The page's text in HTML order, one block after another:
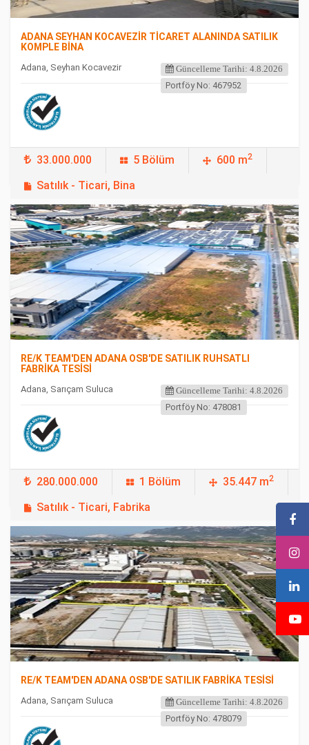
ADANA SEYHAN KOCAVEZİR TİCARET ALANINDA SATILIK
KOMPLE BİNA
Adana, Seyhan Kocavezir Güncelleme Tarihi: 4.8.2026
Portföy No: 467952
33.000.000 5 Bölüm 600 m2
Satılık - Ticari, Bina
FEATURED
RE/K TEAM'DEN ADANA OSB'DE SATILIK RUHSATLI
FABRİKA TESİSİ
Adana, Sarıçam Suluca Güncelleme Tarihi: 4.8.2026
Portföy No: 478081
280.000.000 1 Bölüm 35.447 m2
Satılık - Ticari, Fabrika
FEATURED
RE/K TEAM'DEN ADANA OSB'DE SATILIK FABRİKA TESİSİ
Adana, Sarıçam Suluca Güncelleme Tarihi: 4.8.2026
Portföy No: 478079